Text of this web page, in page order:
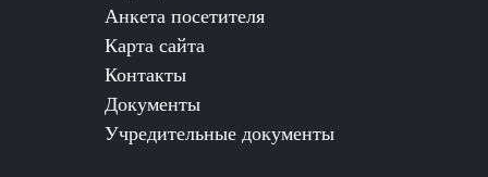
Анкета посетителя
Карта сайта
Контакты
Документы
Учредительные документы